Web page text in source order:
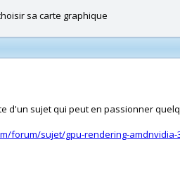
sa carte graphique
d'un sujet qui peut en passionner
forum/sujet/gpu-rendering-amdnvidia-